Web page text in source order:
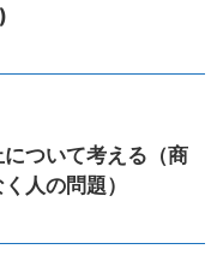
ついて考える（商
人の問題）